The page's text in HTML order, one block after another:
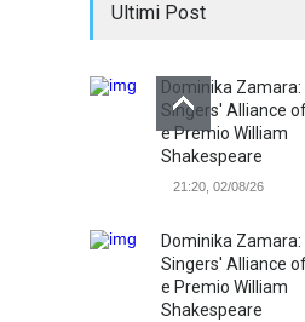
Ultimi Post
Dominika Zamara:
Singers' Alliance
e Premio William
Shakespeare
21:20, 02/08/26
Dominika Zamara:
Singers' Alliance
e Premio William
Shakespeare